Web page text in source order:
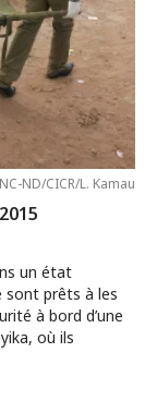
ND/CICR/L. Kamau
un état
sont prêts à les
à bord d’une
où ils